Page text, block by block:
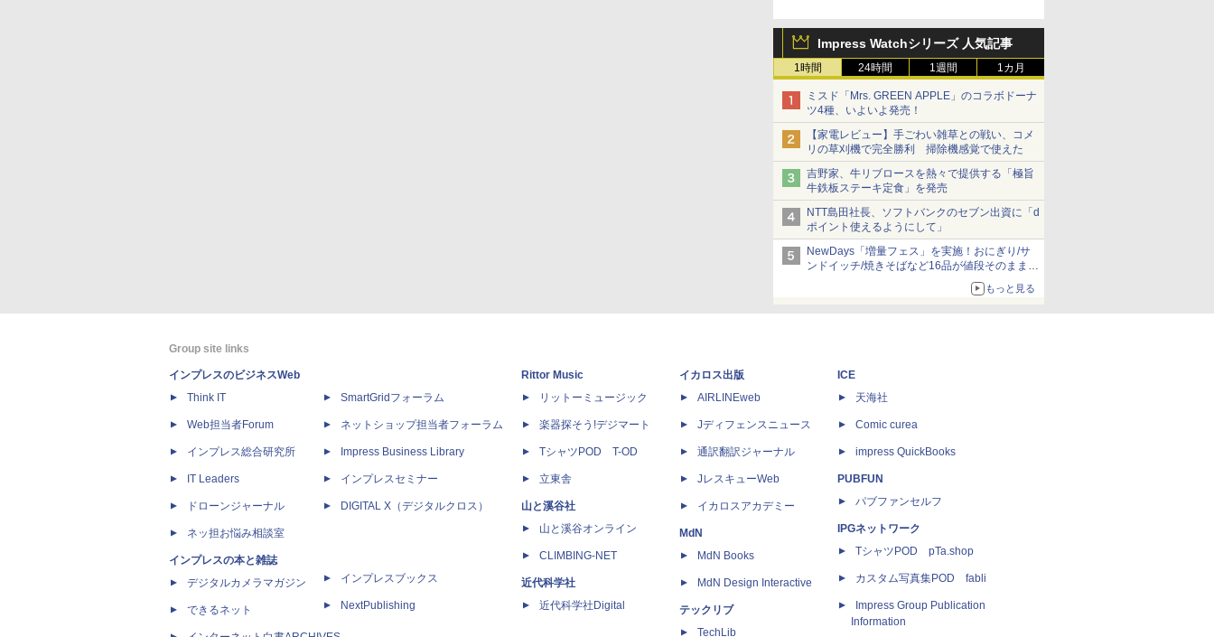
Impress Watchシリーズ 人気記事
1時間 24時間 1週間 1カ月
ミスド「Mrs. GREEN APPLE」のコラボドーナ
ツ4種、いよいよ発売！
【家電レビュー】手ごわい雑草との戦い、コメ
リの草刈機で完全勝利 掃除機感覚で使えた
吉野家、牛リブロースを熱々で提供する「極旨
牛鉄板ステーキ定食」を発売
NTT島田社長、ソフトバンクのセブン出資に「d
ポイント使えるようにして」
NewDays「増量フェス」を実施！おにぎり/サ
ンドイッチ/焼きそばなど16品が値段そのままで
もっと見る
Group site links
インプレスのビジネスWeb
Think IT
Web担当者Forum
インプレス総合研究所
IT Leaders
ドローンジャーナル
ネッ担お悩み相談室
インプレスの本と雑誌
デジタルカメラマガジン
できるネット
SmartGridフォーラム
ネットショップ担当者フォーラム
Impress Business Library
インプレスセミナー
DIGITAL X（デジタルクロス）
インプレスブックス
NextPublishing
Rittor Music
リットーミュージック
楽器探そう!デジマート
TシャツPOD T-OD
立東舎
山と溪谷社
山と溪谷オンライン
CLIMBING-NET
近代科学社
近代科学社Digital
イカロス出版
AIRLINEweb
Jディフェンスニュース
通訳翻訳ジャーナル
JレスキューWeb
イカロスアカデミー
MdN
MdN Books
MdN Design Interactive
テックリブ
TechLib
ICE
天海社
Comic curea
impress QuickBooks
PUBFUN
パブファンセルフ
IPGネットワーク
TシャツPOD pTa.shop
カスタム写真集POD fabli
Impress Group Publication
Information